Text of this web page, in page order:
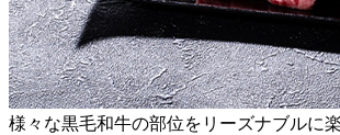
様々な黒毛和牛の部位をリーズナブルに